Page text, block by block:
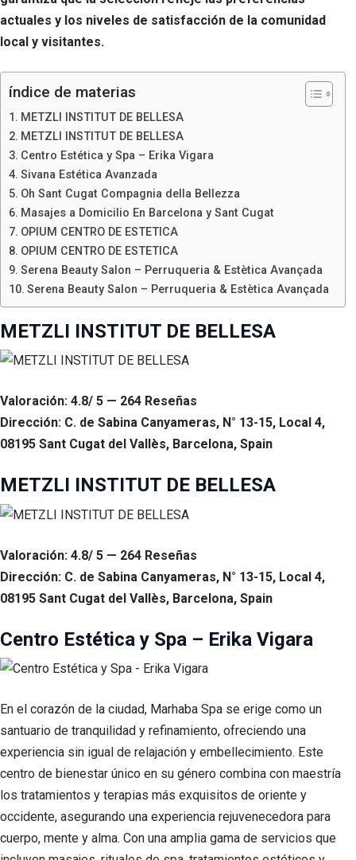
actuales y los niveles de satisfacción de la comunidad
local y visitantes.
índice de materias
METZLI INSTITUT DE BELLESA
METZLI INSTITUT DE BELLESA
Centro Estética y Spa – Erika Vigara
Sivana Estética Avanzada
Oh Sant Cugat Compagnia della Bellezza
Masajes a Domicilio En Barcelona y Sant Cugat
OPIUM CENTRO DE ESTETICA
OPIUM CENTRO DE ESTETICA
Serena Beauty Salon – Perruqueria & Estètica Avançada
Serena Beauty Salon – Perruqueria & Estètica Avançada
METZLI INSTITUT DE BELLESA
Valoración: 4.8/ 5 — 264 Reseñas
Dirección: C. de Sabina Canyameras, N° 13-15, Local 4,
08195 Sant Cugat del Vallès, Barcelona, Spain
METZLI INSTITUT DE BELLESA
Valoración: 4.8/ 5 — 264 Reseñas
Dirección: C. de Sabina Canyameras, N° 13-15, Local 4,
08195 Sant Cugat del Vallès, Barcelona, Spain
Centro Estética y Spa – Erika Vigara
En el corazón de la ciudad, Marhaba Spa se erige como un
santuario de tranquilidad y refinamiento, ofreciendo una
experiencia sin igual de relajación y embellecimiento. Este
centro de bienestar único en su género combina con maestría
los tratamientos y terapias más exquisitos de oriente y
occidente, asegurando una experiencia rejuvenecedora para
cuerpo, mente y alma. Con una amplia gama de servicios que